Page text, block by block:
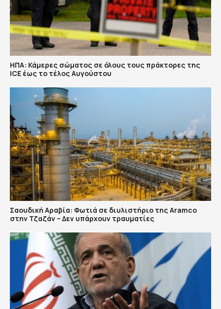
ΗΠΑ: Κάμερες σώματος σε όλους τους πράκτορες της
ICE έως το τέλος Αυγούστου
Σαουδική Αραβία: Φωτιά σε διυλιστήριο της Aramco
στην Τζαζάν – Δεν υπάρχουν τραυματίες